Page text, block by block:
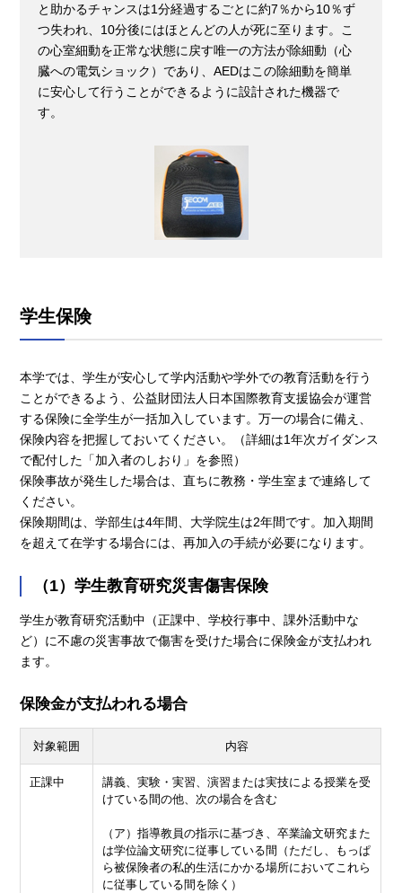
と助かるチャンスは1分経過するごとに約7％から10％ず
つ失われ、10分後にはほとんどの人が死に至ります。こ
の心室細動を正常な状態に戻す唯一の方法が除細動（心
臓への電気ショック）であり、AEDはこの除細動を簡単
に安心して行うことができるように設計された機器で
す。
学生保険
本学では、学生が安心して学内活動や学外での教育活動を行う
ことができるよう、公益財団法人日本国際教育支援協会が運営
する保険に全学生が一括加入しています。万一の場合に備え、
保険内容を把握しておいてください。（詳細は1年次ガイダンス
で配付した「加入者のしおり」を参照）
保険事故が発生した場合は、直ちに教務・学生室まで連絡して
ください。
保険期間は、学部生は4年間、大学院生は2年間です。加入期間
を超えて在学する場合には、再加入の手続が必要になります。
（1）学生教育研究災害傷害保険
学生が教育研究活動中（正課中、学校行事中、課外活動中な
ど）に不慮の災害事故で傷害を受けた場合に保険金が支払われ
ます。
保険金が支払われる場合
対象範囲 内容
正課中
講義、実験・実習、演習または実技による授業を受
けている間の他、次の場合を含む
（ア）指導教員の指示に基づき、卒業論文研究また
は学位論文研究に従事している間（ただし、もっぱ
ら被保険者の私的生活にかかる場所においてこれら
に従事している間を除く）